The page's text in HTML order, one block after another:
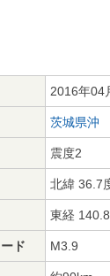
2016年04
茨城県沖
震度2
北緯 36.7
東経
ド M3.9